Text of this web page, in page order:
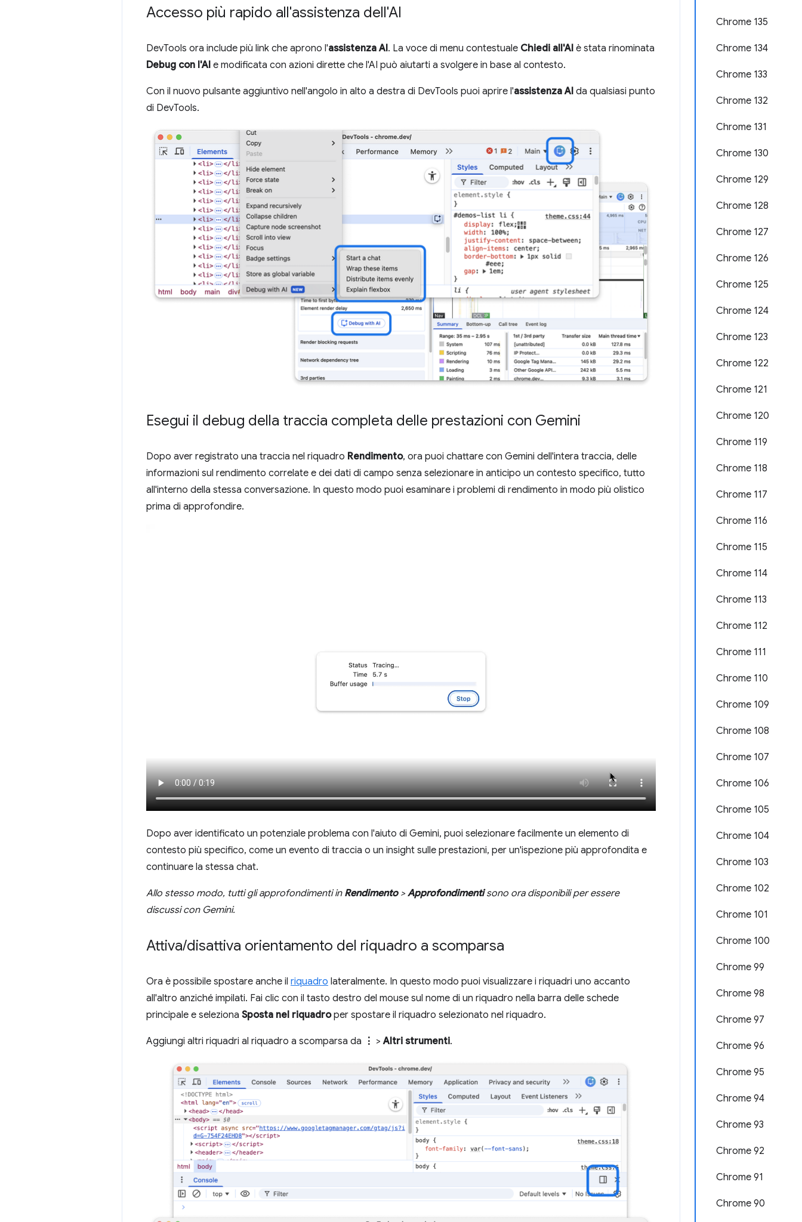
Chrome 135
Chrome 134
Chrome 133
Chrome 132
Chrome 131
Chrome 130
Chrome 129
Chrome 128
Chrome 127
Chrome 126
Chrome 125
Chrome 124
Chrome 123
Chrome 122
Chrome 121
Chrome 120
Chrome 119
Chrome 118
Chrome 117
Chrome 116
Chrome 115
Chrome 114
Chrome 113
Chrome 112
Chrome 111
Chrome 110
Chrome 109
Chrome 108
Chrome 107
Chrome 106
Chrome 105
Chrome 104
Chrome 103
Chrome 102
Chrome 101
Chrome 100
Chrome 99
Chrome 98
Chrome 97
Chrome 96
Chrome 95
Chrome 94
Chrome 93
Chrome 92
Chrome 91
Chrome 90
Accesso più rapido all'assistenza dell'AI
DevTools ora include più link che aprono l'assistenza AI. La voce di menu contestuale Chiedi all'AI è stata rinominata
Debug con l'AI e modificata con azioni dirette che l'AI può aiutarti a svolgere in base al contesto.
Con il nuovo pulsante aggiuntivo nell'angolo in alto a destra di DevTools puoi aprire l'assistenza AI da qualsiasi punto
di DevTools.
Esegui il debug della traccia completa delle prestazioni con Gemini
Dopo aver registrato una traccia nel riquadro Rendimento, ora puoi chattare con Gemini dell'intera traccia, delle
informazioni sul rendimento correlate e dei dati di campo senza selezionare in anticipo un contesto specifico, tutto
all'interno della stessa conversazione. In questo modo puoi esaminare i problemi di rendimento in modo più olistico
prima di approfondire.
Dopo aver identificato un potenziale problema con l'aiuto di Gemini, puoi selezionare facilmente un elemento di
contesto più specifico, come un evento di traccia o un insight sulle prestazioni, per un'ispezione più approfondita e
continuare la stessa chat.
Allo stesso modo, tutti gli approfondimenti in Rendimento>Approfondimentisono ora disponibili per essere
discussi con Gemini.
Attiva/disattiva orientamento del riquadro a scomparsa
Ora è possibile spostare anche il riquadro lateralmente. In questo modo puoi visualizzare i riquadri uno accanto
all'altro anziché impilati. Fai clic con il tasto destro del mouse sul nome di un riquadro nella barra delle schede
principale e seleziona Sposta nel riquadroper spostare il riquadro selezionato nel riquadro.
Aggiungi altri riquadri al riquadro a scomparsa da ⋮ >Altri strumenti.